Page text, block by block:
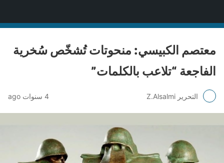
معتصم الكبيسي: منحوتات تُشخّص سُخرية
الفاجعة “تلاعب بالكلمات”
التحرير Z.Alsalmi 4 سنوات ago